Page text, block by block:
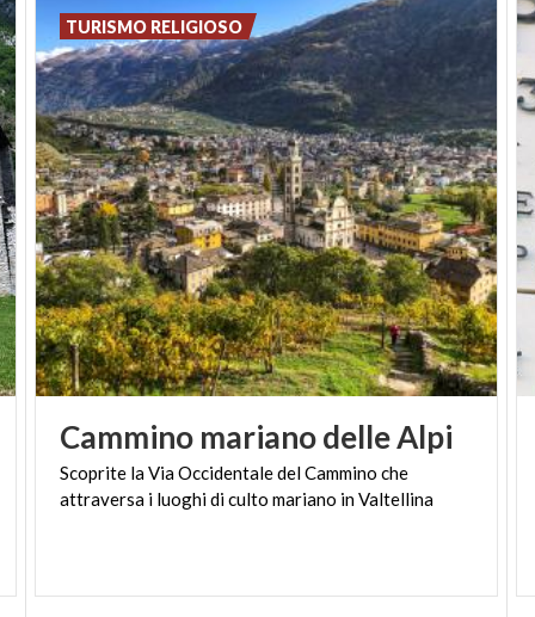
Cammino marianodelleAlpi
Scoprite laViaOccidentaledelCammino che
attraversa i luoghidiculto mariano inValtellina
TURISMO RELIGIOSO